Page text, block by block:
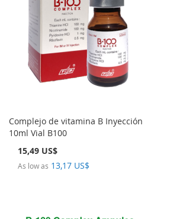
Complejo de vitamina B Inyección
10ml Vial B100
15,49 US$
As low as 13,17 US$